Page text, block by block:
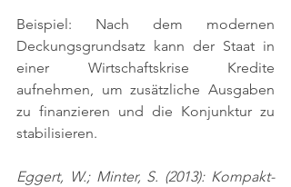
Beispiel: Nach dem modernen
Deckungsgrundsatz kann der Staat in
einer Wirtschaftskrise Kredite
aufnehmen, um zusätzliche Ausgaben
zu finanzieren und die Konjunktur zu
stabilisieren.
Eggert, W.; Minter, S. (2013): Kompakt-